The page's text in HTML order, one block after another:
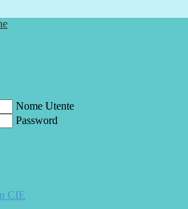
Nome Utente
Password
CIE